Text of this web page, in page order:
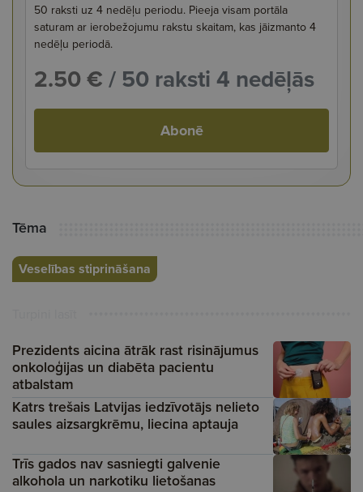
50 raksti uz 4 nedēļu periodu. Pieeja visam portāla
saturam ar ierobežojumu rakstu skaitam, kas jāizmanto 4
nedēļu periodā.
2.50 € / 50 raksti 4 nedēļās
Abonē
Tēma
Veselības stiprināšana
Prezidents aicina ātrāk rast risinājumus
onkoloģijas un diabēta pacientu
atbalstam
Katrs trešais Latvijas iedzīvotājs nelieto
saules aizsargkrēmu, liecina aptauja
Trīs gados nav sasniegti galvenie
alkohola un narkotiku lietošanas